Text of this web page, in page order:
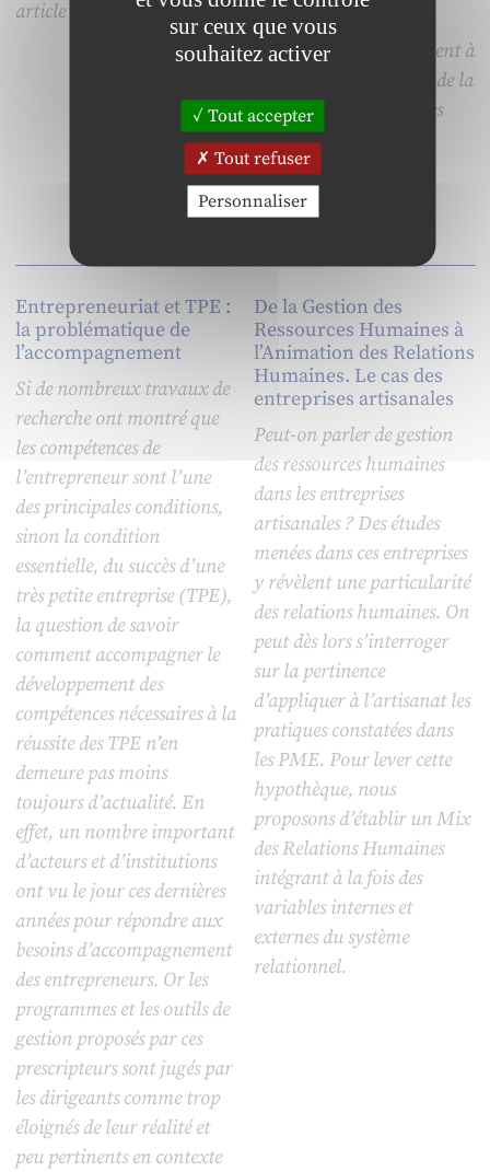
article met en évidence.
article des éléments
théoriques qui confirment à
leur tour l’importance de la
question du pouvoir des
spécialistes en RH.
Entrepreneuriat et TPE :
la problématique de
l’accompagnement
Si de nombreux travaux de
recherche ont montré que
les compétences de
l’entrepreneur sont l’une
des principales conditions,
sinon la condition
essentielle, du succès d’une
très petite entreprise (TPE),
la question de savoir
comment accompagner le
développement des
compétences nécessaires à la
réussite des TPE n’en
demeure pas moins
toujours d’actualité. En
effet, un nombre important
d’acteurs et d’institutions
ont vu le jour ces dernières
années pour répondre aux
besoins d’accompagnement
des entrepreneurs. Or les
programmes et les outils de
gestion proposés par ces
prescripteurs sont jugés par
les dirigeants comme trop
éloignés de leur réalité et
peu pertinents en contexte
De la Gestion des
Ressources Humaines à
l’Animation des Relations
Humaines. Le cas des
entreprises artisanales
Peut-on parler de gestion
des ressources humaines
dans les entreprises
artisanales ? Des études
menées dans ces entreprises
y révèlent une particularité
des relations humaines. On
peut dès lors s’interroger
sur la pertinence
d’appliquer à l’artisanat les
pratiques constatées dans
les PME. Pour lever cette
hypothèque, nous
proposons d’établir un Mix
des Relations Humaines
intégrant à la fois des
variables internes et
externes du système
relationnel.
sur ceux que vous
souhaitez activer
Tout accepter
Tout refuser
Personnaliser